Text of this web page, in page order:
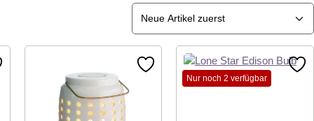
Nur noch 2 verfügbar